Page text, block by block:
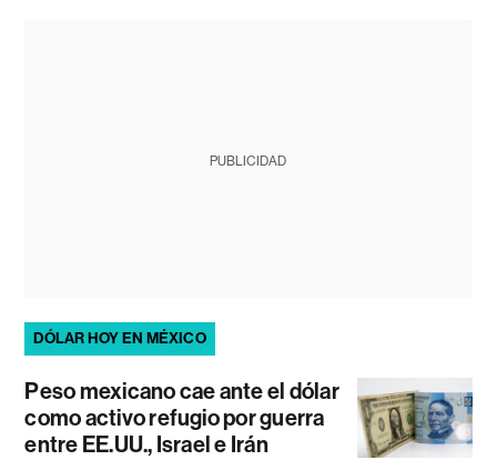
PUBLICIDAD
DÓLAR HOY EN MÉXICO
Peso mexicano cae ante el dólar
como activo refugio por guerra
entre EE.UU., Israel e Irán